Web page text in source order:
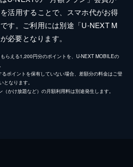
活用することで、スマホ代がお得
す。ご利用には別途「U-NEXT M
必要となります。
らえる1,200円分のポイントを、U-NEXT MOBILEの
ポイントを保有していない場合、差額分の料金はご登
なります。
かけ放題など）の月額利用料は別途発生します。